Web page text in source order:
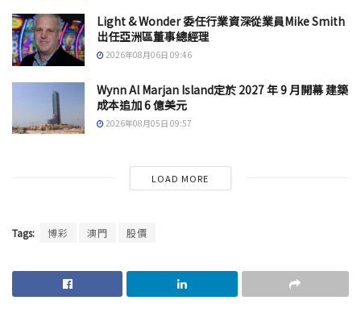
Light & Wonder 委任行業資深從業員Mike Smith
出任亞洲區董事總經理
2026年08月06日 09:46
Wynn Al Marjan Island定於 2027 年 9 月開幕 建築
成本追加 6 億美元
2026年08月05日 09:57
LOAD MORE
Tags: 博彩 澳門 股價